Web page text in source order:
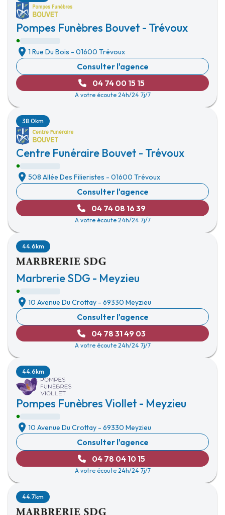
Pompes Funèbres Bouvet - Trévoux
1 Rue Du Bois - 01600 Trévoux
Consulter l'agence
04 74 00 15 15
A votre écoute 24h/24 7j/7
Centre Funéraire Bouvet - Trévoux
38.0km
508 Allée Des Filieristes - 01600 Trévoux
Consulter l'agence
04 74 08 16 39
A votre écoute 24h/24 7j/7
Marbrerie SDG - Meyzieu
44.6km
10 Avenue Du Crottay - 69330 Meyzieu
Consulter l'agence
04 78 31 49 03
A votre écoute 24h/24 7j/7
Pompes Funèbres Viollet - Meyzieu
44.6km
10 Avenue Du Crottay - 69330 Meyzieu
Consulter l'agence
04 78 04 10 15
A votre écoute 24h/24 7j/7
44.7km